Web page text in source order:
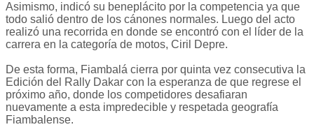
Asimismo, indicó su beneplácito por la competencia ya que
todo salió dentro de los cánones normales. Luego del acto
realizó una recorrida en donde se encontró con el líder de la
carrera en la categoría de motos, Ciril Depre.
De esta forma, Fiambalá cierra por quinta vez consecutiva la
Edición del Rally Dakar con la esperanza de que regrese el
próximo año, donde los competidores desafiaran
nuevamente a esta impredecible y respetada geografía
Fiambalense.